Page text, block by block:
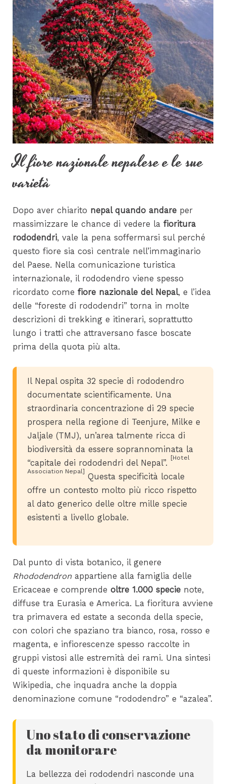
Il fiore nazionale nepalese e le sue
varietà
Dopo aver chiarito nepal quando andare per
massimizzare le chance di vedere lafioritura
rododendri, vale la pena soffermarsi sul perché
questo fiore sia così centrale nell’immaginario
del Paese. Nella comunicazione turistica
internazionale, il rododendro viene spesso
ricordato comefiore nazionale del Nepal, e l’idea
delle “foreste di rododendri” torna in molte
descrizioni di trekking e itinerari, soprattutto
lungo i tratti che attraversano fasce boscate
prima della quota più alta.
Il Nepal ospita 32 specie di rododendro
documentate scientificamente. Una
straordinaria concentrazione di 29 specie
prospera nella regione di Teenjure, Milke e
Jaljale (TMJ), un’area talmente ricca di
biodiversità da essere soprannominata la
“capitale dei rododendri del Nepal”.
[Hotel
Association Nepal]
Questa specificità locale
offre un contesto molto più ricco rispetto
al dato generico delle oltre mille specie
esistenti a livello globale.
Dal punto di vista botanico, il genere
Rhododendron appartiene alla famiglia delle
Ericaceae e comprendeoltre 1.000 specie note,
diffuse tra Eurasia e America. La fioritura avviene
tra primavera ed estate a seconda della specie,
con colori che spaziano tra bianco, rosa, rosso e
magenta, e infiorescenze spesso raccolte in
gruppi vistosi alle estremità dei rami. Una sintesi
di queste informazioni è disponibile su
Wikipedia, che inquadra anche la doppia
denominazione comune “rododendro” e “azalea”.
Uno stato di conservazione
da monitorare
La bellezza dei rododendri nasconde una